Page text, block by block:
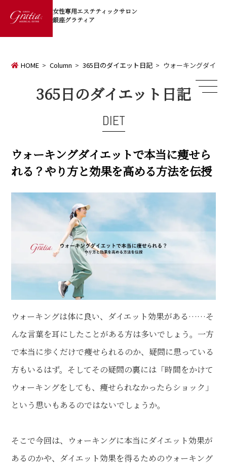
女性専用エステティックサロン
銀座グラティア
HOME Column 365日のダイエット日記 ウォーキングダイエ
365日のダイエット日記
DIET
ウォーキングダイエットで本当に痩せら
れる？やり方と効果を高める方法を伝授
ウォーキングは体に良い、ダイエット効果がある……そ
んな言葉を耳にしたことがある方は多いでしょう。一方
で本当に歩くだけで痩せられるのか、疑問に思っている
方もいるはず。そしてその疑問の裏には「時間をかけて
ウォーキングをしても、痩せられなかったらショック」
という思いもあるのではないでしょうか。
そこで今回は、ウォーキングに本当にダイエット効果が
あるのかや、ダイエット効果を得るためのウォーキング